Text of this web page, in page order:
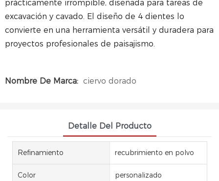
prácticamente irrompible, diseñada para tareas de
excavación y cavado. El diseño de 4 dientes lo
convierte en una herramienta versátil y duradera para
proyectos profesionales de paisajismo.
Nombre De Marca: ciervo dorado
Detalle Del Producto
Refinamiento recubrimiento en polvo
Color personalizado